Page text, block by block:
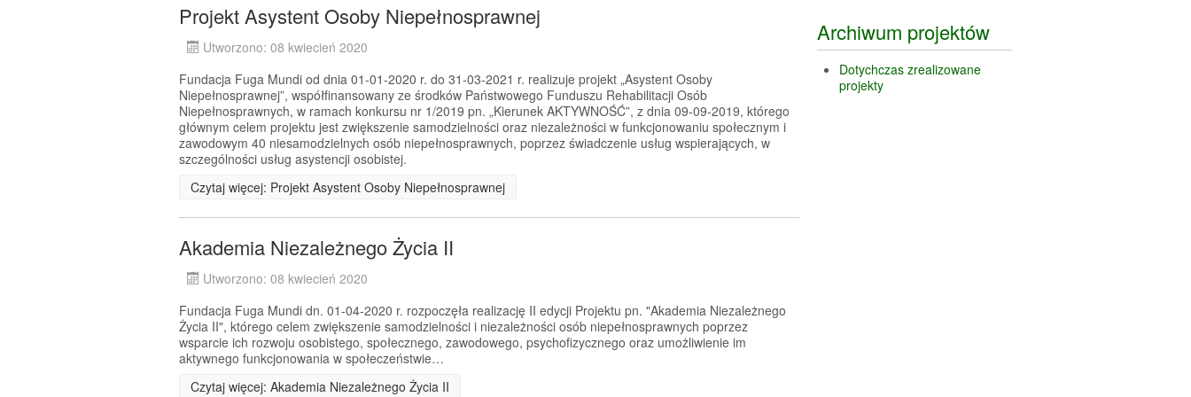
Projekt Asystent Osoby Niepełnosprawnej
Utworzono: 08 kwiecień 2020
Fundacja Fuga Mundi od dnia 01-01-2020 r. do 31-03-2021 r. realizuje projekt „Asystent Osoby
Niepełnosprawnej”, współfinansowany ze środków Państwowego Funduszu Rehabilitacji Osób
Niepełnosprawnych, w ramach konkursu nr 1/2019 pn. „Kierunek AKTYWNOŚĆ”, z dnia 09-09-2019, którego
głównym celem projektu jest zwiększenie samodzielności oraz niezależności w funkcjonowaniu społecznym i
zawodowym 40 niesamodzielnych osób niepełnosprawnych, poprzez świadczenie usług wspierających, w
szczególności usług asystencji osobistej.
Czytaj więcej: Projekt Asystent Osoby Niepełnosprawnej
Akademia Niezależnego Życia II
Utworzono: 08 kwiecień 2020
Fundacja Fuga Mundi dn. 01-04-2020 r. rozpoczęła realizację II edycji Projektu pn. "Akademia Niezależnego
Życia II", którego celem zwiększenie samodzielności i niezależności osób niepełnosprawnych poprzez
wsparcie ich rozwoju osobistego, społecznego, zawodowego, psychofizycznego oraz umożliwienie im
aktywnego funkcjonowania w społeczeństwie…
Czytaj więcej: Akademia Niezależnego Życia II
Archiwum projektów
Dotychczas zrealizowane
projekty